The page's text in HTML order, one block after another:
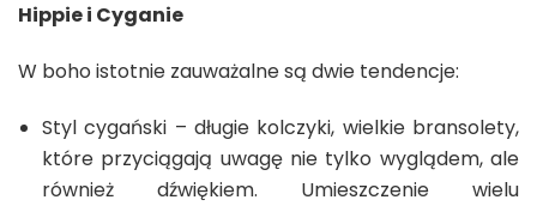
Hippie i Cyganie
W boho istotnie zauważalne są dwie tendencje:
Styl cygański – długie kolczyki, wielkie bransolety,
które przyciągają uwagę nie tylko wyglądem, ale
również dźwiękiem. Umieszczenie wielu